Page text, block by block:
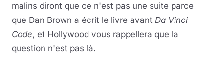
malins diront que ce n'est pas une suite parce
que Dan Brown a écrit le livre avant Da Vinci
Code, et Hollywood vous rappellera que la
question n'est pas là.